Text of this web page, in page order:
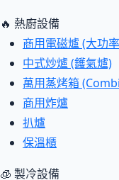
🔥 熱廚設備
商用電磁爐 (大功
中式炒爐 (鑊氣爐)
萬用蒸烤箱
商用炸爐
扒爐
保溫櫃
🧊 製冷設備